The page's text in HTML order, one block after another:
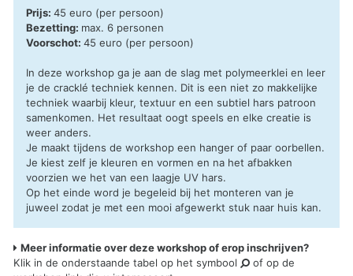
Prijs:45 euro (per persoon)
Bezetting: max. 6 personen
Voorschot:45 euro (per persoon)
In deze workshop ga je aan de slag met polymeerklei en leer
je de cracklé techniek kennen. Dit is een niet zo makkelijke
techniek waarbij kleur, textuur en een subtiel hars patroon
samenkomen. Het resultaat oogt speels en elke creatie is
weer anders.
Je maakt tijdens de workshop een hanger of paar oorbellen.
Je kiest zelf je kleuren en vormen en na het afbakken
voorzien we het van een laagje UV hars.
Op het einde word je begeleid bij het monteren van je
juweel zodat je met een mooi afgewerkt stuk naar huis kan.
Meer informatie over deze workshop of erop inschrijven?
Klik in de onderstaande tabel op het symbool
of op de